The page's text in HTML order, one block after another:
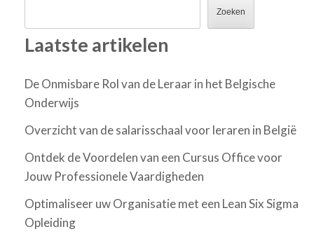
Zoeken
Laatste artikelen
De Onmisbare Rol van de Leraar in het Belgische
Onderwijs
Overzicht van de salarisschaal voor leraren in België
Ontdek de Voordelen van een Cursus Office voor
Jouw Professionele Vaardigheden
Optimaliseer uw Organisatie met een Lean Six Sigma
Opleiding